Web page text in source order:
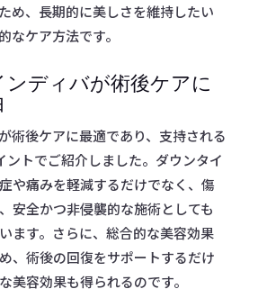
め、長期的に美しさを維持したい
なケア方法です。
ンディバが術後ケアに
術後ケアに最適であり、支持される
ントでご紹介しました。ダウンタイ
や痛みを軽減するだけでなく、傷
安全かつ非侵襲的な施術としても
ます。さらに、総合的な美容効果
、術後の回復をサポートするだけ
美容効果も得られるのです。